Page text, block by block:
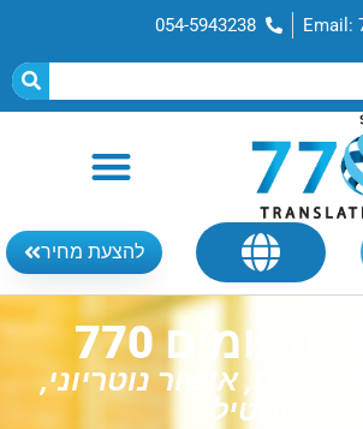
Email:
054-5943238
להצעת מחיר
770
אישור נוטריוני,
אפוסטיל